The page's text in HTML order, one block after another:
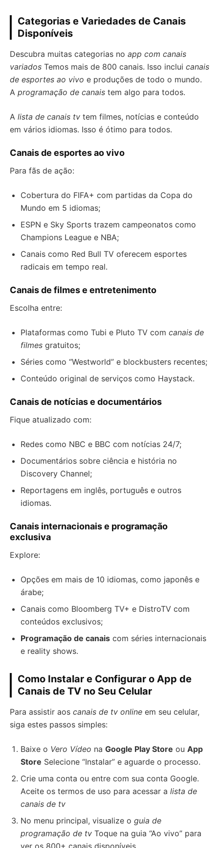
Categorias e Variedades de Canais
Disponíveis
Descubra muitas categorias no app com canais
variados Temos mais de 800 canais. Isso inclui canais
de esportes ao vivo e produções de todo o mundo.
A programação de canais tem algo para todos.
A lista de canais tv tem filmes, notícias e conteúdo
em vários idiomas. Isso é ótimo para todos.
Canais de esportes ao vivo
Para fãs de ação:
Cobertura do FIFA+ com partidas da Copa do
Mundo em 5 idiomas;
ESPN e Sky Sports trazem campeonatos como
Champions League e NBA;
Canais como Red Bull TV oferecem esportes
radicais em tempo real.
Canais de filmes e entretenimento
Escolha entre:
Plataformas como Tubi e Pluto TV com canais de
filmes gratuitos;
Séries como “Westworld” e blockbusters recentes;
Conteúdo original de serviços como Haystack.
Canais de notícias e documentários
Fique atualizado com:
Redes como NBC e BBC com notícias 24/7;
Documentários sobre ciência e história no
Discovery Channel;
Reportagens em inglês, português e outros
idiomas.
Canais internacionais e programação
exclusiva
Explore:
Opções em mais de 10 idiomas, como japonês e
árabe;
Canais como Bloomberg TV+ e DistroTV com
conteúdos exclusivos;
Programação de canais com séries internacionais
e reality shows.
Como Instalar e Configurar o App de
Canais de TV no Seu Celular
Para assistir aos canais de tv online em seu celular,
siga estes passos simples:
Baixe o Vero Vídeo na Google Play Store ou App
Store Selecione “Instalar” e aguarde o processo.
Crie uma conta ou entre com sua conta Google.
Aceite os termos de uso para acessar a lista de
canais de tv
No menu principal, visualize o guia de
programação de tv Toque na guia “Ao vivo” para
ver os 800+ canais disponíveis.